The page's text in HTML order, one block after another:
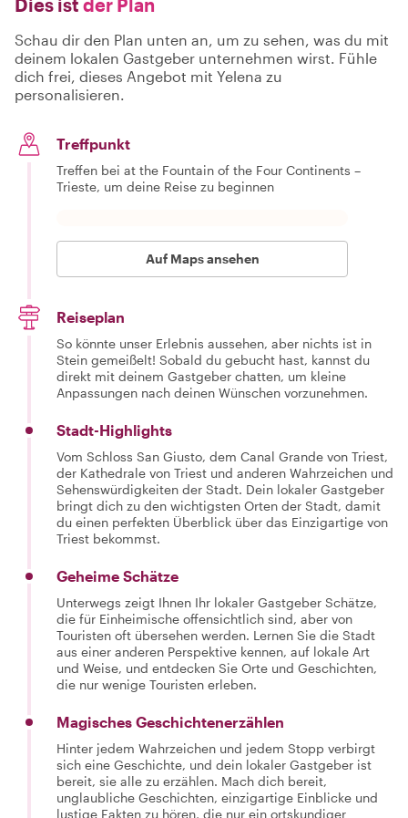
Dies ist der Plan
Schau dir den Plan unten an, um zu sehen, was du mit
deinem lokalen Gastgeber unternehmen wirst. Fühle
dich frei, dieses Angebot mit Yelena zu
personalisieren.
Treffpunkt
Treffen bei at the Fountain of the Four Continents –
Trieste, um deine Reise zu beginnen
Auf Maps ansehen
Reiseplan
So könnte unser Erlebnis aussehen, aber nichts ist in
Stein gemeißelt! Sobald du gebucht hast, kannst du
direkt mit deinem Gastgeber chatten, um kleine
Anpassungen nach deinen Wünschen vorzunehmen.
Stadt-Highlights
Vom Schloss San Giusto, dem Canal Grande von Triest,
der Kathedrale von Triest und anderen Wahrzeichen und
Sehenswürdigkeiten der Stadt. Dein lokaler Gastgeber
bringt dich zu den wichtigsten Orten der Stadt, damit
du einen perfekten Überblick über das Einzigartige von
Triest bekommst.
Geheime Schätze
Unterwegs zeigt Ihnen Ihr lokaler Gastgeber Schätze,
die für Einheimische offensichtlich sind, aber von
Touristen oft übersehen werden. Lernen Sie die Stadt
aus einer anderen Perspektive kennen, auf lokale Art
und Weise, und entdecken Sie Orte und Geschichten,
die nur wenige Touristen erleben.
Magisches Geschichtenerzählen
Hinter jedem Wahrzeichen und jedem Stopp verbirgt
sich eine Geschichte, und dein lokaler Gastgeber ist
bereit, sie alle zu erzählen. Mach dich bereit,
unglaubliche Geschichten, einzigartige Einblicke und
lustige Fakten zu hören, die nur ein ortskundiger